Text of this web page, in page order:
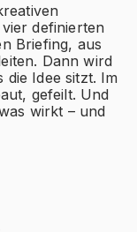
definierten
Briefing, aus
Dann wird
Idee sitzt. Im
gefeilt. Und
wirkt – und